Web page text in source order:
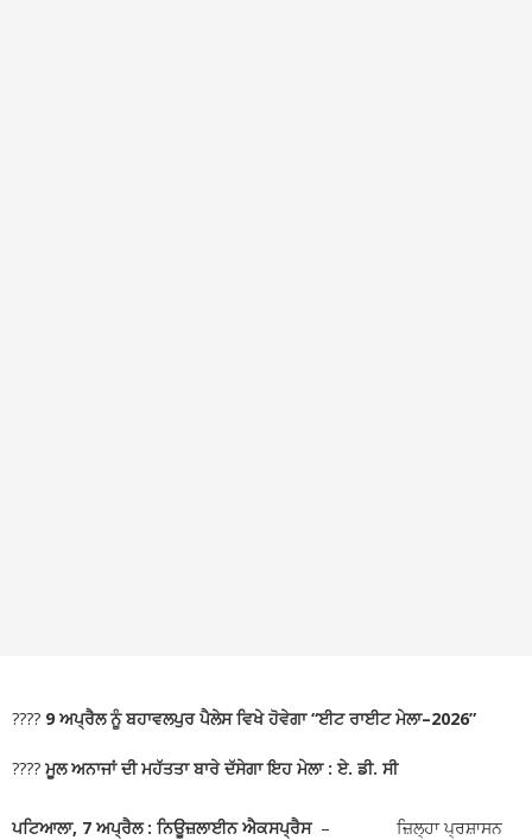
???? 9 ਅਪ੍ਰੈਲ ਨੂੰ ਬਹਾਵਲਪੁਰ ਪੈਲੇਸ ਵਿਖੇ ਹੋਵੇਗਾ “ਈਟ ਰਾਈਟ ਮੇਲਾ–2026”
???? ਮੂਲ ਅਨਾਜਾਂ ਦੀ ਮਹੱਤਤਾ ਬਾਰੇ ਦੱਸੇਗਾ ਇਹ ਮੇਲਾ : ਏ. ਡੀ. ਸੀ
ਪਟਿਆਲਾ, 7 ਅਪ੍ਰੈਲ : ਨਿਊਜ਼ਲਾਈਨ ਐਕਸਪ੍ਰੈਸ– ਜ਼ਿਲ੍ਹਾ ਪ੍ਰਸ਼ਾਸਨ